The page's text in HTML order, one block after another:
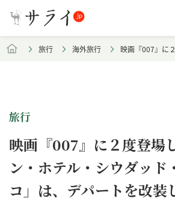
旅行 海外旅行 映画『007』に
旅行
映画『007』に２度登場
ン・ホテル・シウダッド
コ」は、デパートを改装